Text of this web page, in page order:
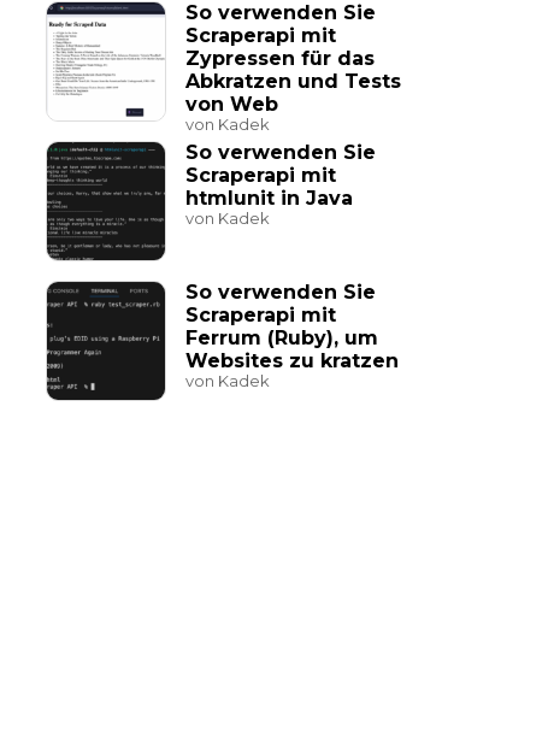
So verwenden Sie
Scraperapi mit
Zypressen für das
Abkratzen und Tests
von Web
von Kadek
So verwenden Sie
Scraperapi mit
htmlunit in Java
von Kadek
So verwenden Sie
Scraperapi mit
Ferrum (Ruby), um
Websites zu kratzen
von Kadek